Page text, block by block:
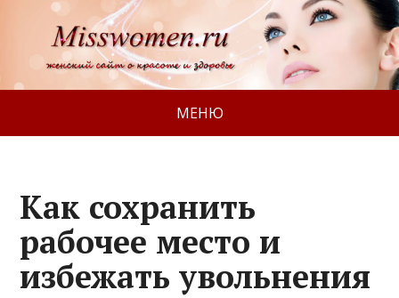
МЕНЮ
Как сохранить
рабочее место и
избежать увольнения